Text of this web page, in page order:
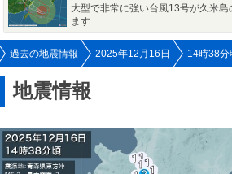
大型で非常に強い台風13号が久米
ます
過去の地震情報 2025年12月16日 14時38分
地震情報